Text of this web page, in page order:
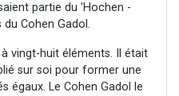
partie du 'Hochen -
Cohen Gadol.
vingt-huit éléments. Il était
sur soi pour former une
égaux. Le Cohen Gadol le